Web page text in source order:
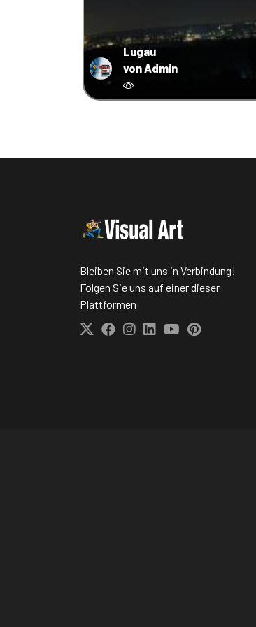
Lugau
von Admin
Bleiben Sie mit uns in Verbindung!
Folgen Sie uns auf einer dieser
Plattformen